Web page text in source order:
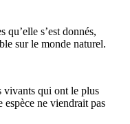
qu’elle s’est donnés,
sur le monde naturel.
vivants qui ont le plus
espèce ne viendrait pas